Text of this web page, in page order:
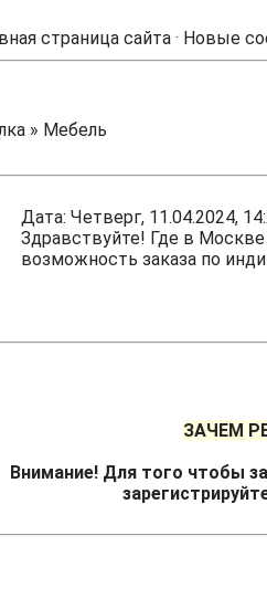
страница сайта · Новые
» Мебель
Дата: Четверг, 11.04.2024,
Здравствуйте! Где в
возможность заказа по
ЗАЧЕМ
Внимание! Для того чтобы